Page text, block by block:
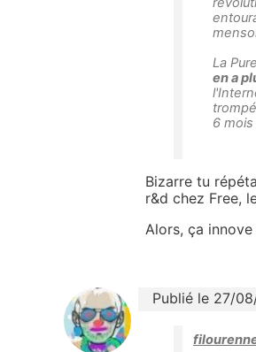
La
en a
6
Bizarre tu
r&d chez Free,
Alors, ça
Publié le 27/